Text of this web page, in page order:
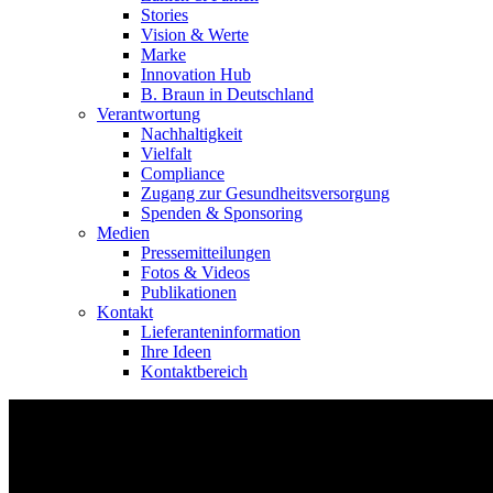
Stories
Vision & Werte
Marke
Innovation Hub
B. Braun in Deutschland
Verantwortung
Nachhaltigkeit
Vielfalt
Compliance
Zugang zur Gesundheitsversorgung
Spenden & Sponsoring
Medien
Pressemitteilungen
Fotos & Videos
Publikationen
Kontakt
Lieferanteninformation
Ihre Ideen
Kontaktbereich